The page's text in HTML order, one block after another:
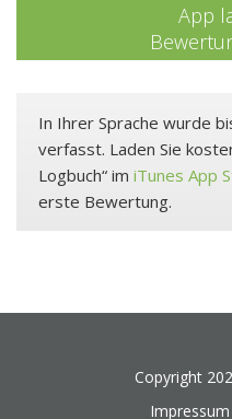
App
In Ihrer Sprache wurde
verfasst. Laden Sie
Logbuch“ im iTunes App
erste Bewertung.
Copyright